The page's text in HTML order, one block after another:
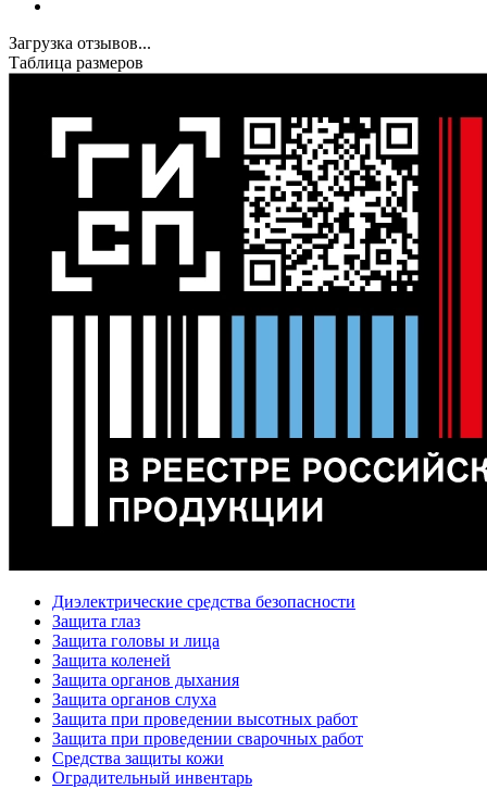
Загрузка отзывов...
Таблица размеров
Диэлектрические средства безопасности
Защита глаз
Защита головы и лица
Защита коленей
Защита органов дыхания
Защита органов слуха
Защита при проведении высотных работ
Защита при проведении сварочных работ
Средства защиты кожи
Оградительный инвентарь